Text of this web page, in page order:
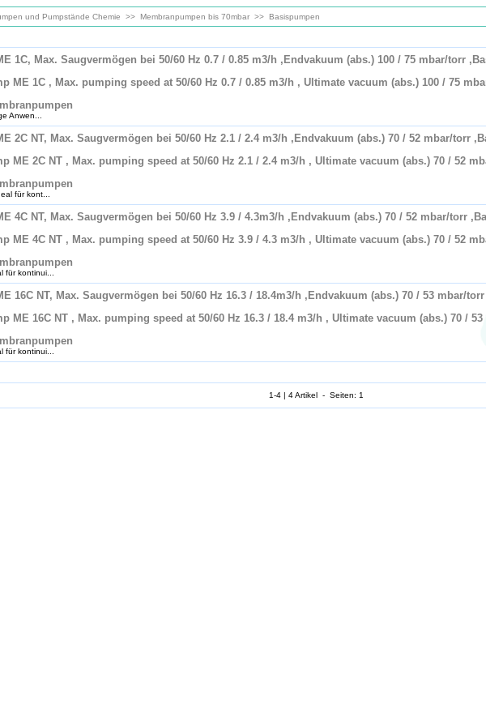
und Pumpstände Chemie >> Membranpumpen bis 70mbar >> Basispumpen
1C, Max. Saugvermögen bei 50/60 Hz 0.7 / 0.85 m3/h ,Endvakuum (abs.) 100 / 75 mbar/torr
ME 1C , Max. pumping speed at 50/60 Hz 0.7 / 0.85 m3/h , Ultimate vacuum (abs.) 100 / 75
Anwen...
2C NT, Max. Saugvermögen bei 50/60 Hz 2.1 / 2.4 m3/h ,Endvakuum (abs.) 70 / 52 mbar/torr
ME 2C NT , Max. pumping speed at 50/60 Hz 2.1 / 2.4 m3/h , Ultimate vacuum (abs.) 70 / 52
für kont...
4C NT, Max. Saugvermögen bei 50/60 Hz 3.9 / 4.3m3/h ,Endvakuum (abs.) 70 / 52 mbar/torr
ME 4C NT , Max. pumping speed at 50/60 Hz 3.9 / 4.3 m3/h , Ultimate vacuum (abs.) 70 / 52
für kontinui...
16C NT, Max. Saugvermögen bei 50/60 Hz 16.3 / 18.4m3/h ,Endvakuum (abs.) 70 / 53 mbar/
ME 16C NT , Max. pumping speed at 50/60 Hz 16.3 / 18.4 m3/h , Ultimate vacuum (abs.) 70 /
für kontinui...
1-4 | 4 Artikel - Seiten: 1